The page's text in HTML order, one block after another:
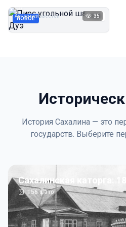
НОВОЕ 1923
Автор неизвестен 35
История Сахалина — это
государств. Выберите
Сахалинская каторга:
156фото